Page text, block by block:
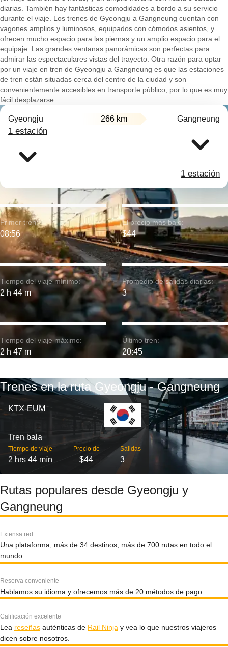
diarias. También hay fantásticas comodidades a bordo a su servicio
durante el viaje. Los trenes de Gyeongju a Gangneung cuentan con
vagones amplios y luminosos, equipados con cómodos asientos, y
ofrecen mucho espacio para las piernas y un amplio espacio para el
equipaje. Las grandes ventanas panorámicas son perfectas para
admirar las espectaculares vistas del trayecto. Otra razón para optar
por un viaje en tren de Gyeongju a Gangneung es que las estaciones
de tren están situadas cerca del centro de la ciudad y son
convenientemente accesibles en transporte público, por lo que es muy
fácil desplazarse.
Gyeongju 266 km Gangneung
1 estación
1 estación
Tiempo del viaje mínimo:
2 h 44 m
Primer tren:
08:56
Tiempo del viaje máximo:
2 h 47 m
El precio más bajo:
$44
Promedio de salidas diarias:
3
Último tren:
20:45
Trenes en la ruta Gyeongju - Gangneung
KTX-EUM
Tren bala
Tiempo de viaje
2 hrs 44 mín
Precio de
$44
Salidas
3
Rutas populares desde Gyeongju y
Gangneung
Extensa red
Una plataforma, más de 34 destinos, más de 700 rutas en todo el
mundo.
Reserva conveniente
Hablamos su idioma y ofrecemos más de 20 métodos de pago.
Calificación excelente
Lea reseñas auténticas de Rail Ninja y vea lo que nuestros viajeros
dicen sobre nosotros.